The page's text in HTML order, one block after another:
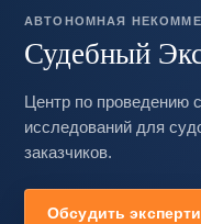
АВТОНОМНАЯ
Судебный
Центр по проведению
исследований для
заказчиков.
Обсудить